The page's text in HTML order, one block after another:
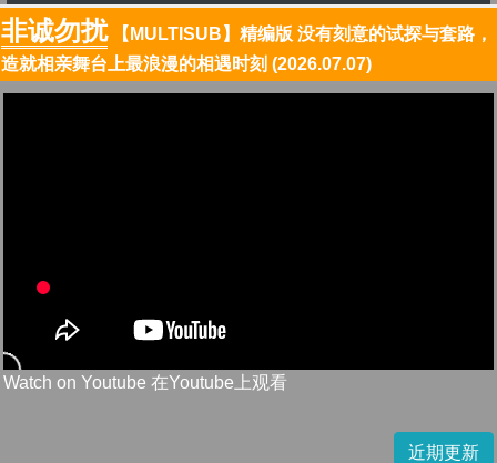
非诚勿扰
【MULTISUB】精编版 没有刻意的试探与套路，
造就相亲舞台上最浪漫的相遇时刻 (2026.07.07)
Watch on Youtube 在Youtube上观看
近期更新